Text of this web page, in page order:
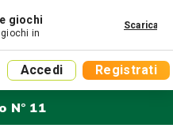
giochi
in
Scarica
Accedi Registrati
N° 11